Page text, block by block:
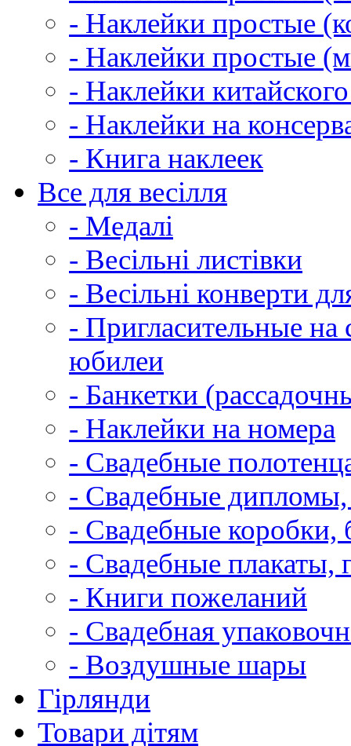
- Наклейки простые
- Наклейки простые
- Наклейки
- Наклейки на
- Книга наклеек
Все для весілля
- Медалі
- Весільні листівки
- Весільні конверти
- Пригласительные на
юбилеи
- Банкетки
- Наклейки на номера
- Свадебные
- Свадебные
- Свадебные коробки,
- Свадебные плакаты,
- Книги пожеланий
- Свадебная
- Воздушные шары
Гірлянди
Товари дітям